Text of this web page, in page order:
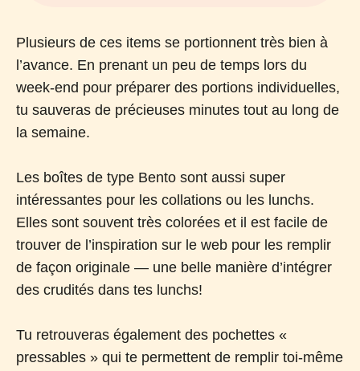
Plusieurs de ces items se portionnent très bien à
l’avance. En prenant un peu de temps lors du
week-end pour préparer des portions individuelles,
tu sauveras de précieuses minutes tout au long de
la semaine.
Les boîtes de type Bento sont aussi super
intéressantes pour les collations ou les lunchs.
Elles sont souvent très colorées et il est facile de
trouver de l’inspiration sur le web pour les remplir
de façon originale — une belle manière d’intégrer
des crudités dans tes lunchs!
Tu retrouveras également des pochettes «
pressables » qui te permettent de remplir toi-même